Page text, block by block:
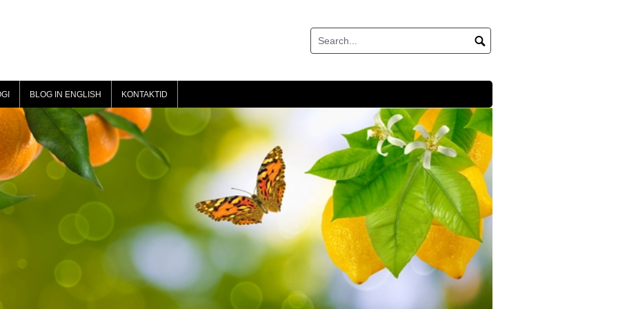
BLOG IN ENGLISH KONTAKTID